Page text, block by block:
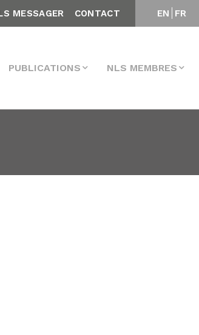
EN FR
MESSAGER CONTACT
PUBLICATIONS NLS MEMBRES